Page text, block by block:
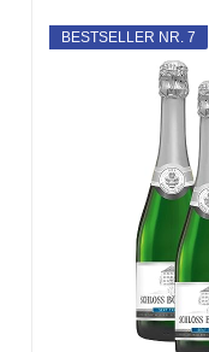
BESTSELLER NR. 7